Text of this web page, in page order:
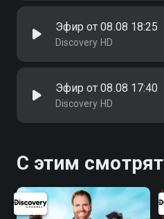
Эфир от 08.08 18:25
Discovery HD
Эфир от 08.08 17:40
Discovery HD
С этим смотрят